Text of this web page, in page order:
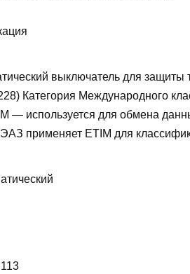
выключатель для защиты
Категория Международного
— используется для обмена
применяет ETIM для
113